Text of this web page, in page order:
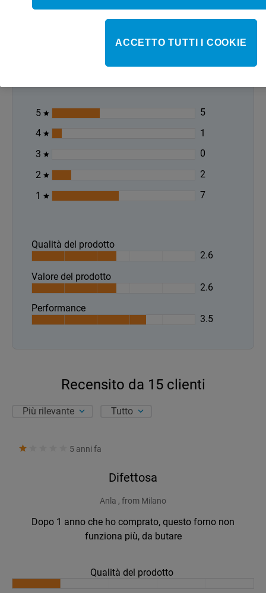
5
5
4
1
3
0
2
2
1
7
Qualità del prodotto
2.6
Valore del prodotto
2.6
Performance
3.5
Recensito da 15clienti
Più rilevante Tutto
5 anni fa
Difettosa
Anla , from Milano
Dopo 1 anno che ho comprato, questo forno non
funziona più, da butare
Qualità del prodotto
ACCETTO TUTTI I COOKIE